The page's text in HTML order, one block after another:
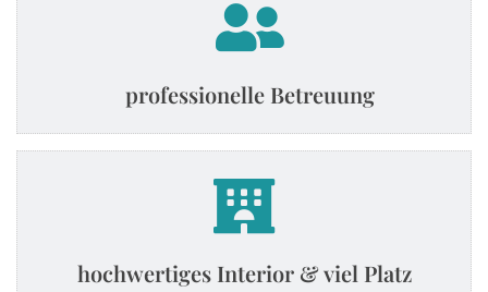
professionelle Betreuung
hochwertiges Interior & viel Platz